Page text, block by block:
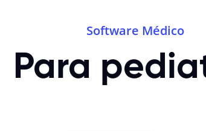
Software Médico
Para